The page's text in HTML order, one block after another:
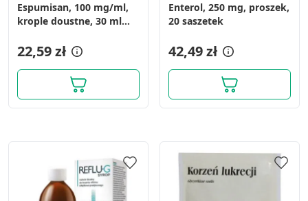
Espumisan, 100 mg/ml,
krople doustne, 30 ml
22,59 zł
Enterol, 250 mg, proszek,
20 saszetek
42,49 zł
Tworzenie profili w celu
spersonalizowanych reklam
Wykorzystanie profili do wyboru
spersonalizowanych reklam
Tworzenie profili w celu personalizacji treści
Pomiar efektywności reklam
Pomiar efektywności treści